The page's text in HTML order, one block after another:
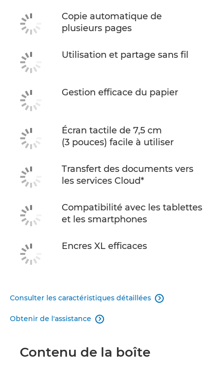
Copie automatique de
plusieurs pages
Utilisation et partage sans fil
Gestion efficace du papier
Écran tactile de 7,5 cm
(3 pouces) facile à utiliser
Transfert des documents vers
les services Cloud*
Compatibilité avec les tablettes
et les smartphones
Encres XL efficaces
Consulter les caractéristiques détaillées 
Obtenir de l'assistance 
Contenu de la boîte